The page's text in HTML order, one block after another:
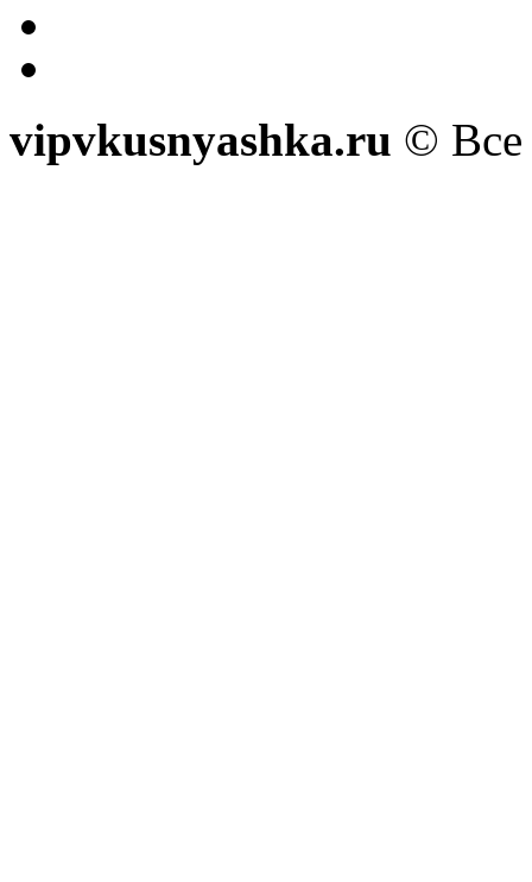
vipvkusnyashka.ru © Все